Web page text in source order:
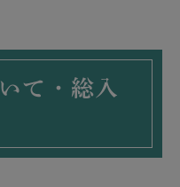
て・総入